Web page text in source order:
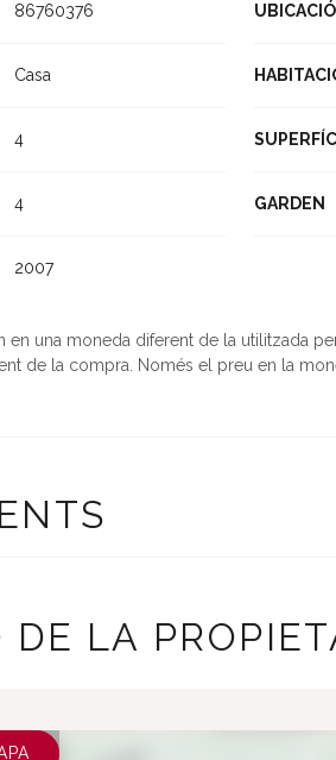
86760376 UBICACIÓ
Casa
4
4 GARDEN
2007
en una moneda diferent de la utilitzada
de la compra. Només el preu en la
DE LA